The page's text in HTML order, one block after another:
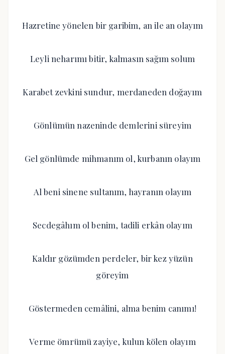
Hazretine yönelen bir garibim, an ile an olayım
Leyli neharımı bitir, kalmasın sağım solum
Karabet zevkini sundur, merdaneden doğayım
Gönlümün nazeninde demlerini süreyim
Gel gönlümde mihmanım ol, kurbanın olayım
Al beni sinene sultanım, hayranın olayım
Secdegâhım ol benim, tadili erkân olayım
Kaldır gözümden perdeler, bir kez yüzün
göreyim
Göstermeden cemâlini, alma benim canımı!
Verme ömrümü zayiye, kulun kölen olayım